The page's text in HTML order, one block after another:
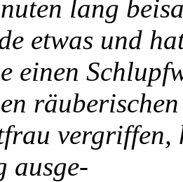
lang
etwas und
einen
vergriffen,
ausge-